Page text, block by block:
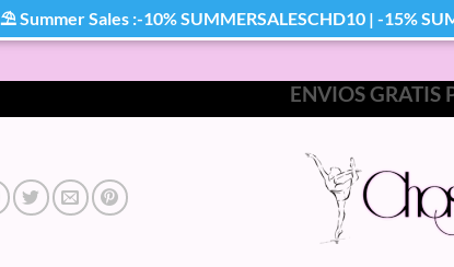
ENVIOS GRATIS
⛱ Summer Sales :-10% SUMMERSALESCHD10 | -15%